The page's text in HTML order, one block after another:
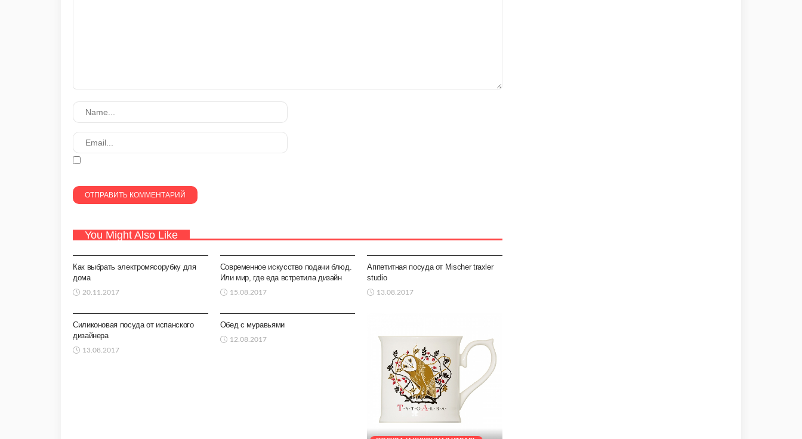
You Might Also Like
Как выбрать электромясорубку для
дома
20.11.2017
Современное искусство подачи блюд.
Или мир, где еда встретила дизайн
15.08.2017
Аппетитная посуда от Mischer traxler
studio
13.08.2017
Силиконовая посуда от испанского
дизайнера
13.08.2017
Обед с муравьями
12.08.2017